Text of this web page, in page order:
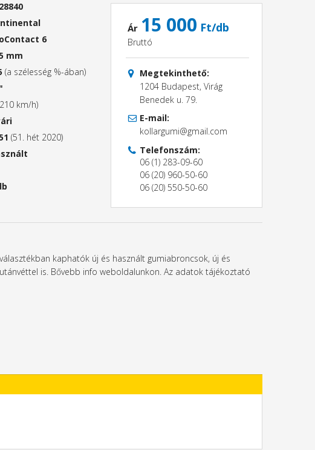
6
mm
(a szélesség %-ában)
km/h)
(51. hét 2020)
Ár 15 000 Ft/db
Bruttó
Megtekinthető:
1204 Budapest, Virág
Benedek u. 79.
E-mail:
kollargumi@gmail.com
Telefonszám:
06 (1) 283-09-60
06 (20) 960-50-60
06 (20) 550-50-60
kaphatók új és használt gumiabroncsok, új és
is. Bővebb info weboldalunkon. Az adatok tájékoztató